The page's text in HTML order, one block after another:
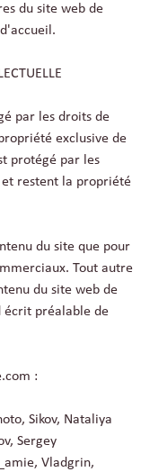
du site web de
par les droits de
exclusive de
protégé par les
restent la propriété
du site que pour
Tout autre
du site web de
écrit préalable de
:
Sikov, Nataliya
Sergey
Vladgrin,